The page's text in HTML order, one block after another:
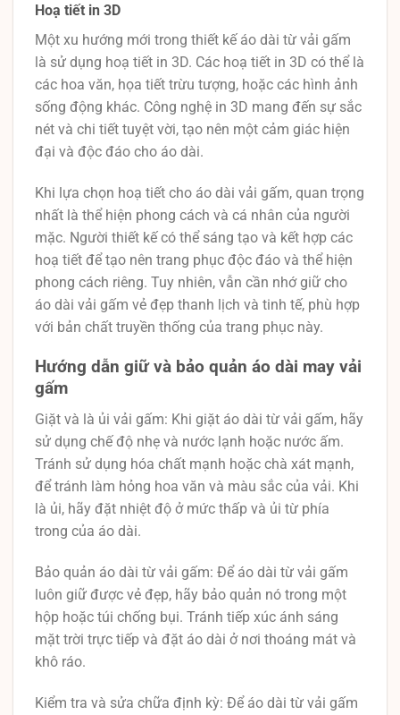
Hoạ tiết in 3D
Một xu hướng mới trong thiết kế áo dài từ vải gấm
là sử dụng hoạ tiết in 3D. Các hoạ tiết in 3D có thể là
các hoa văn, họa tiết trừu tượng, hoặc các hình ảnh
sống động khác. Công nghệ in 3D mang đến sự sắc
nét và chi tiết tuyệt vời, tạo nên một cảm giác hiện
đại và độc đáo cho áo dài.
Khi lựa chọn hoạ tiết cho áo dài vải gấm, quan trọng
nhất là thể hiện phong cách và cá nhân của người
mặc. Người thiết kế có thể sáng tạo và kết hợp các
hoạ tiết để tạo nên trang phục độc đáo và thể hiện
phong cách riêng. Tuy nhiên, vẫn cần nhớ giữ cho
áo dài vải gấm vẻ đẹp thanh lịch và tinh tế, phù hợp
với bản chất truyền thống của trang phục này.
Hướng dẫn giữ và bảo quản áo dài may vải
gấm
Giặt và là ủi vải gấm: Khi giặt áo dài từ vải gấm, hãy
sử dụng chế độ nhẹ và nước lạnh hoặc nước ấm.
Tránh sử dụng hóa chất mạnh hoặc chà xát mạnh,
để tránh làm hỏng hoa văn và màu sắc của vải. Khi
là ủi, hãy đặt nhiệt độ ở mức thấp và ủi từ phía
trong của áo dài.
Bảo quản áo dài từ vải gấm: Để áo dài từ vải gấm
luôn giữ được vẻ đẹp, hãy bảo quản nó trong một
hộp hoặc túi chống bụi. Tránh tiếp xúc ánh sáng
mặt trời trực tiếp và đặt áo dài ở nơi thoáng mát và
khô ráo.
Kiểm tra và sửa chữa định kỳ: Để áo dài từ vải gấm